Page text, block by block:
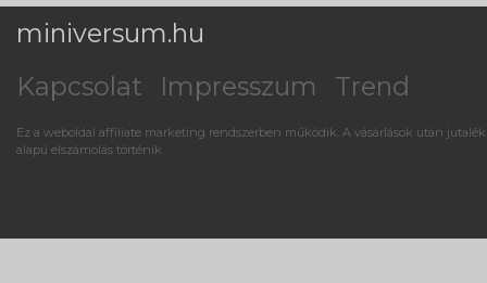
miniversum.hu
Kapcsolat
Impresszum Trend
Ez a weboldal affiliate marketing rendszerben működik. A vásárlások után jutalék
alapú elszámolás történik.